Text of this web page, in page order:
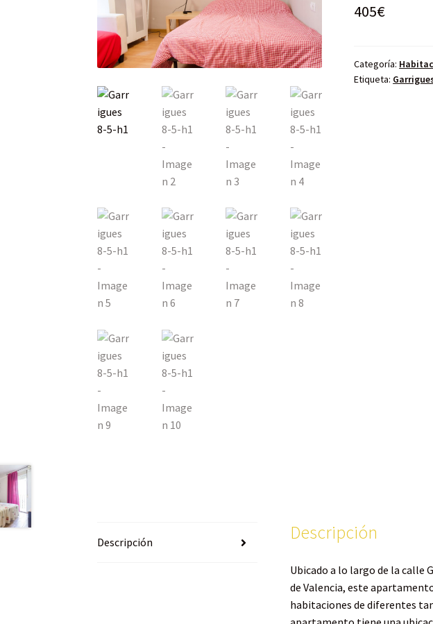
405€
Categoría:
Etiqueta:
Descripción Descripción
Ubicado a lo largo de la calle
de Valencia, este
habitaciones de diferentes